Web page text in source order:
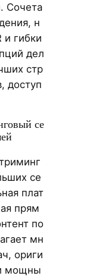
Сочета
н
и гибки
дел
стр
доступ
се
се
плат
прям
по
мн
ориги
мощны